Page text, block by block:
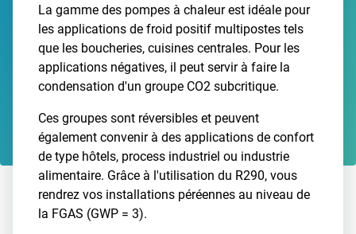
La gamme des pompes à chaleur est idéale pour
les applications de froid positif multipostes tels
que les boucheries, cuisines centrales. Pour les
applications négatives, il peut servir à faire la
condensation d'un groupe CO2 subcritique.
Ces groupes sont réversibles et peuvent
également convenir à des applications de confort
de type hôtels, process industriel ou industrie
alimentaire. Grâce à l'utilisation du R290, vous
rendrez vos installations péréennes au niveau de
la FGAS (GWP = 3).